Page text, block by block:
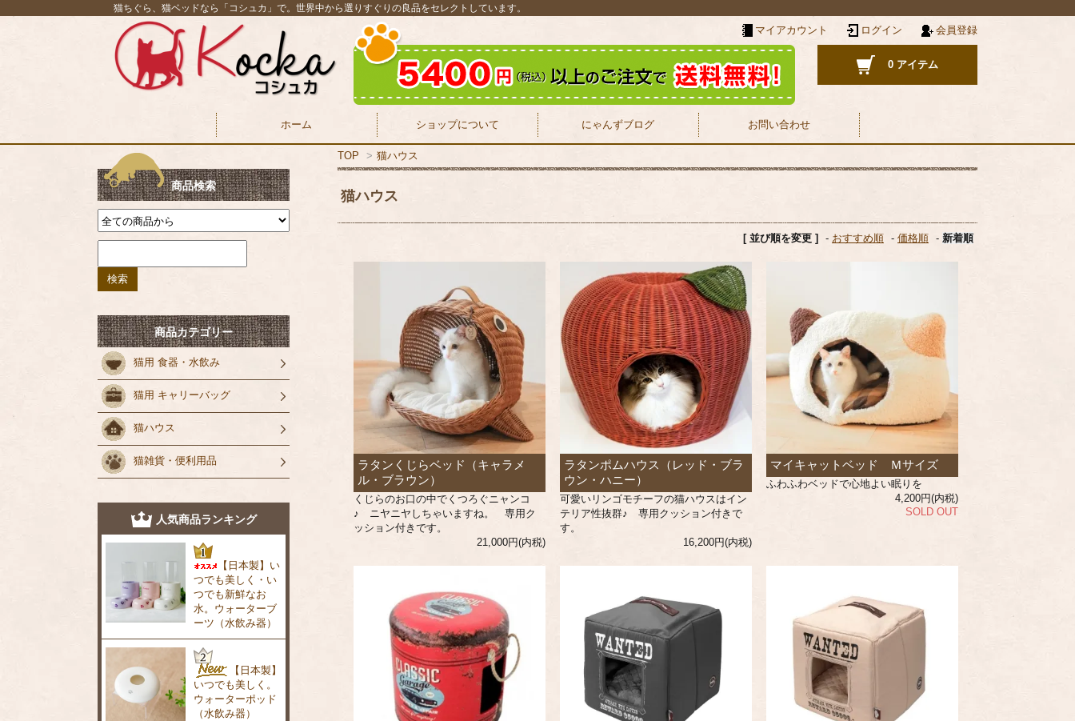
マイアカウント ログイン 会員登録
0 アイテム
猫ちぐら、猫ベッドなら「コシュカ」で。世界中から選りすぐりの良品をセレクトしています。
ホーム ショップについて にゃんずブログ お問い合わせ
TOP > 猫ハウス
猫ハウス
[ 並び順を変更 ] - おすすめ順 - 価格順 - 新着順
ラタンくじらベッド（キャラメ
ル・ブラウン）
くじらのお口の中でくつろぐニャンコ
♪ ニヤニヤしちゃいますね。 専用ク
ッション付きです。
21,000円(内税)
ラタンポムハウス（レッド・ブラ
ウン・ハニー）
可愛いリンゴモチーフの猫ハウスはイン
テリア性抜群♪ 専用クッション付きで
す。
16,200円(内税)
マイキャットベッド Ｍサイズ
ふわふわベッドで心地よい眠りを
4,200円(内税)
SOLD OUT
商品検索
商品カテゴリー
猫用 食器・水飲み
猫用 キャリーバッグ
猫ハウス
猫雑貨・便利用品
人気商品ランキング
【日本製】い
つでも美しく・い
つでも新鮮なお
水。ウォーターブ
ーツ（水飲み器）
【日本製】
いつでも美しく。
ウォーターポッド
（水飲み器）